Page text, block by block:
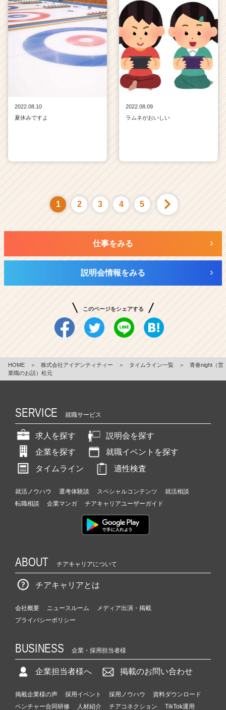
2022.08.10
夏休みですよ
2022.08.09
ラムネがおいしい
1 2 3 4 5
仕事をみる
説明会情報をみる
このページをシェアする
HOME ＞ 株式会社アイデンティティー ＞ タイムライン一覧 ＞
青春night（営
業職のお話）松元
SERVICE 就職サービス
求人を探す
説明会を探す
企業を探す
就職イベントを探す
タイムライン
適性検査
就活ノウハウ 選考体験談 スペシャルコンテンツ
就活相談
転職相談
企業マンガ チアキャリアユーザーガイド
ABOUT チアキャリアについて
チアキャリアとは
会社概要 ニュースルーム
メディア出演・掲載
プライバシーポリシー
BUSINESS 企業・採用担当者様
企業担当者様へ 掲載のお問い合わせ
掲載企業様の声 採用イベント 採用ノウハウ
資料ダウンロード
ベンチャー合同研修
人材紹介 チアコネクション TikTok運用